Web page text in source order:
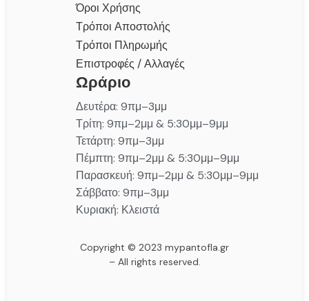
Όροι Χρήσης
Τρόποι Αποστολής
Τρόποι Πληρωμής
Επιστροφές / Αλλαγές
Ωράριο
Δευτέρα: 9πμ–3μμ
Τρίτη: 9πμ–2μμ & 5:30μμ–9μμ
Τετάρτη: 9πμ–3μμ
Πέμπτη: 9πμ–2μμ & 5:30μμ–9μμ
Παρασκευή: 9πμ–2μμ & 5:30μμ–9μμ
Σάββατο: 9πμ–3μμ
Κυριακή: Κλειστά
Copyright © 2023 mypantofla.gr
– All rights reserved.